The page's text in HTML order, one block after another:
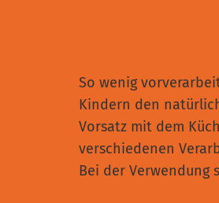
So wenig
Kindern den
Vorsatz mit dem
verschiedenen
Bei der Verwendung